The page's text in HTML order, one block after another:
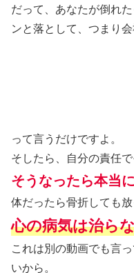
だって、あなたが倒れ
ンと落として、つまり
って言うだけですよ。
そしたら、自分の責任
そうなったら本当
体だったら骨折しても
心の病気は治ら
これは別の動画でも言
いから。